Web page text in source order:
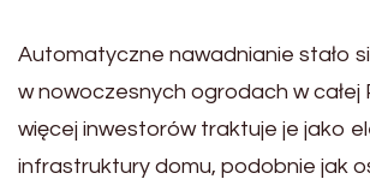
Automatyczne nawadnianie stało
w nowoczesnych ogrodach w całej
więcej inwestorów traktuje je jako
infrastruktury domu, podobnie jak